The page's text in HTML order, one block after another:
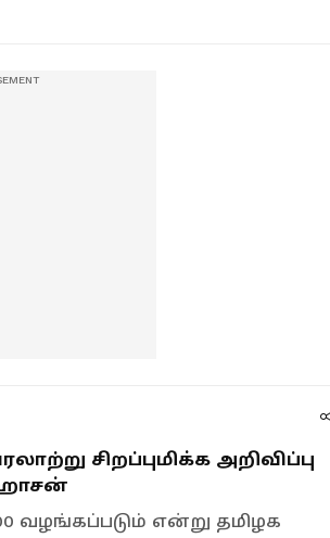
சிறப்புமிக்க அறிவிப்பு
ஹாசன்
வழங்கப்படும் என்று தமிழக